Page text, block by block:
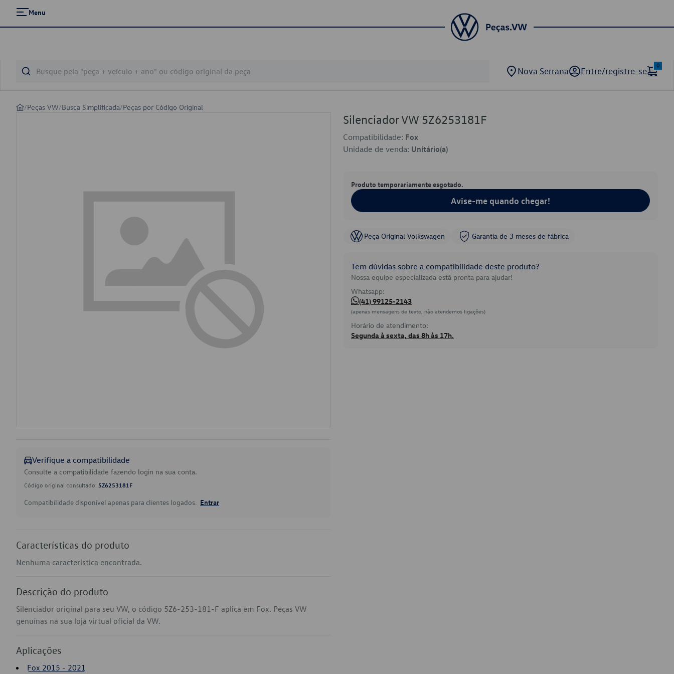
Menu
Nova Serrana Entre/registre-se
0
/Peças VW/Busca Simplificada/Peças por Código Original
Verifique a compatibilidade
Consulte a compatibilidade fazendo login na sua conta.
Código original consultado: 5Z6253181F
Compatibilidade disponível apenas para clientes logados. Entrar
Características do produto
Nenhuma característica encontrada.
Descrição do produto
Silenciador original para seu VW, o código 5Z6-253-181-F aplica em Fox. Peças VW
genuínas na sua loja virtual oficial da VW.
Aplicações
Fox 2015 - 2021
Silenciador VW 5Z6253181F
Compatibilidade: Fox
Unidade de venda: Unitário(a)
Produto temporariamente esgotado.
Avise-me quando chegar!
Peça Original Volkswagen Garantia de 3 meses de fábrica
Tem dúvidas sobre a compatibilidade deste produto?
Nossa equipe especializada está pronta para ajudar!
Whatsapp:
(41) 99125-2143
(apenas mensagens de texto, não atendemos ligações)
Horário de atendimento:
Segunda à sexta, das 8h às 17h.